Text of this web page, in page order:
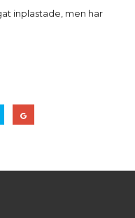
inplastade, men har